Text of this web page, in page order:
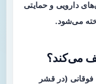
دارویی و حمایتی
می‌شود.
(در قشر